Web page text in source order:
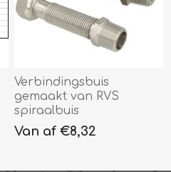
Verbindingsbuis
gemaakt van RVS
spiraalbuis
Van af €8,32